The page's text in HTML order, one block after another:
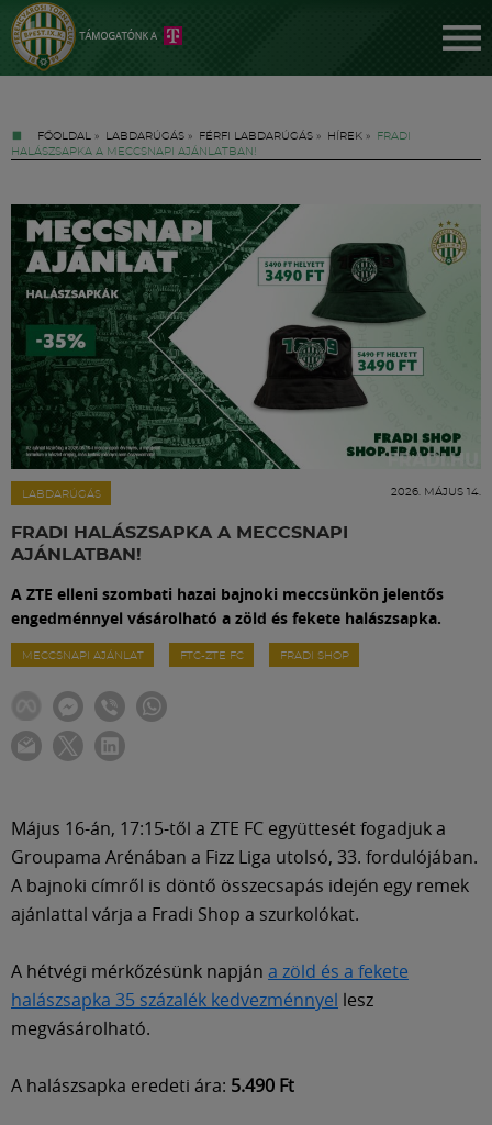
FŐOLDAL » LABDARÚGÁS » FÉRFI LABDARÚGÁS » HÍREK »
FRADI
HALÁSZSAPKA A MECCSNAPI AJÁNLATBAN!
LABDARÚGÁS 2026. MÁJUS 14.
FRADI HALÁSZSAPKA A MECCSNAPI
AJÁNLATBAN!
A ZTE elleni szombati hazai bajnoki meccsünkön jelentős
engedménnyel vásárolható a zöld és fekete halászsapka.
MECCSNAPI AJÁNLAT FTC-ZTE FC FRADI SHOP
Május 16-án, 17:15-től a ZTE FC együttesét fogadjuk a
Groupama Arénában a Fizz Liga utolsó, 33. fordulójában.
A bajnoki címről is döntő összecsapás idején egy remek
ajánlattal várja a Fradi Shop a szurkolókat.
A hétvégi mérkőzésünk napján a zöld és a fekete
halászsapka 35 százalék kedvezménnyel lesz
megvásárolható.
A halászsapka eredeti ára: 5.490 Ft
Jegyek
FM YouTube +
Hírek
Labdarúgás
Meccscenter
Klub
Shop
Közösség
Múzeum